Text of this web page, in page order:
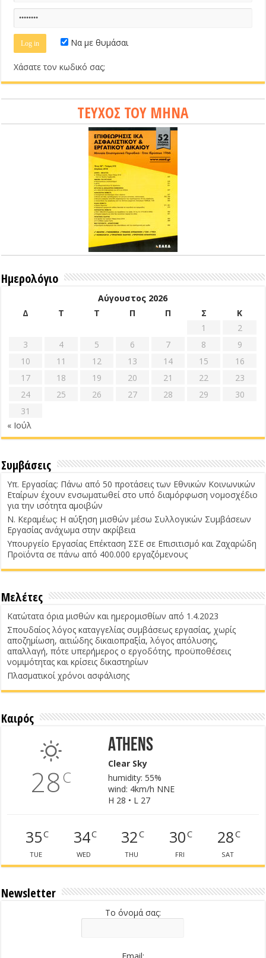
Να με θυμάσαι
Χάσατε τον κωδικό σας;
ΤΕΥΧΟΣ ΤΟΥ ΜΗΝΑ
Ημερολόγιο
Αύγουστος 2026
Δ
Τ Τ Π Π Σ
Κ
1
2
3
4 5 6 7 8
9
10
11 12 13 14 15
16
17
18 19 20 21 22
23
24
25 26 27 28 29
30
31
« Ιούλ
Συμβάσεις
Υπ. Εργασίας: Πάνω από 50 προτάσεις των Εθνικών Κοινωνικών
Εταίρων έχουν ενσωματωθεί στο υπό διαμόρφωση νομοσχέδιο
για την ισότητα αμοιβών
Ν. Κεραμέως: Η αύξηση μισθών μέσω Συλλογικών Συμβάσεων
Εργασίας ανάχωμα στην ακρίβεια
Υπουργείο Εργασίας Επέκταση ΣΣΕ σε Επισιτισμό και Ζαχαρώδη
Προϊόντα σε πάνω από 400.000 εργαζόμενους
Μελέτες
Κατώτατα όρια μισθών και ημερομισθίων από 1.4.2023
Σπουδαίος λόγος καταγγελίας συμβάσεως εργασίας, χωρίς
αποζημίωση, αιτιώδης δικαιοπραξία, λόγος απόλυσης,
απαλλαγή, πότε υπερήμερος ο εργοδότης, προϋποθέσεις
νομιμότητας και κρίσεις δικαστηρίων
Πλασματικοί χρόνοι ασφάλισης
Καιρός
28C
Athens
Clear Sky
humidity: 55%
wind: 4km/h NNE
H 28 • L 27
35C
TUE
34C
WED
32C
THU
30C
FRI
28C
SAT
Newsletter
Το όνομά σας: